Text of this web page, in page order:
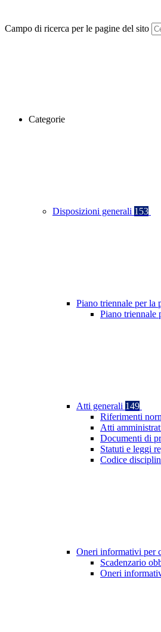
Campo di ricerca per le pagine del sito
Categorie
Disposizioni generali 153
Piano triennale per la
Piano triennale
Atti generali 149
Riferimenti
Atti
Documenti di
Statuti e leggi
Codice
Oneri informativi per
Scadenzario
Oneri